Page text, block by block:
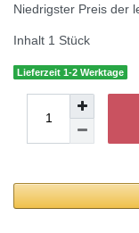
Niedrigster Preis der
Inhalt 1 Stück
Lieferzeit 1-2 Werktage